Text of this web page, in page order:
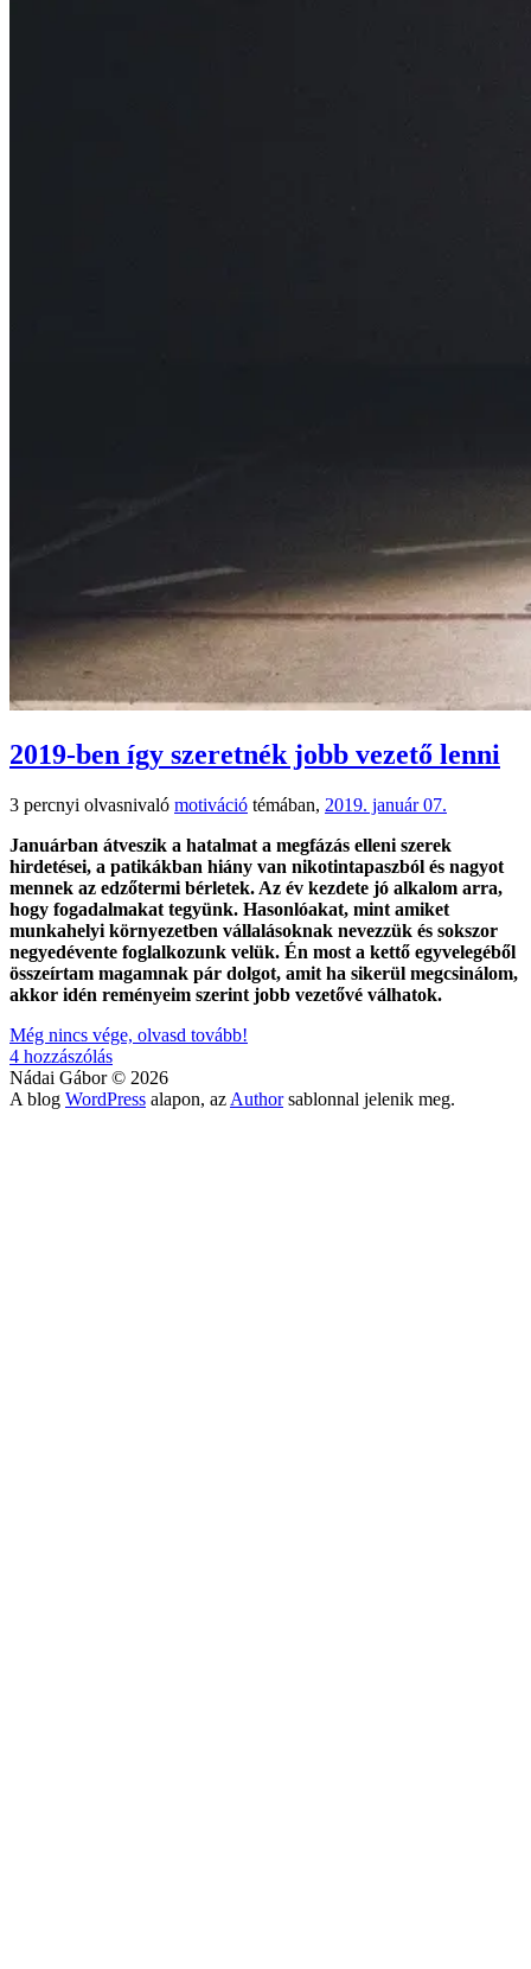
2019-ben így szeretnék jobb vezető lenni
3 percnyi olvasnivaló motiváció témában, 2019. január 07.
Januárban átveszik a hatalmat a megfázás elleni szerek
hirdetései, a patikákban hiány van nikotintapaszból és nagyot
mennek az edzőtermi bérletek. Az év kezdete jó alkalom arra,
hogy fogadalmakat tegyünk. Hasonlóakat, mint amiket
munkahelyi környezetben vállalásoknak nevezzük és sokszor
negyedévente foglalkozunk velük. Én most a kettő egyvelegéből
összeírtam magamnak pár dolgot, amit ha sikerül megcsinálom,
akkor idén reményeim szerint jobb vezetővé válhatok.
Még nincs vége, olvasd tovább!
szeretnék
4 hozzászólás
Nádai Gábor © 2026
A blog WordPress alapon, az Authorsablonnal jelenik meg.